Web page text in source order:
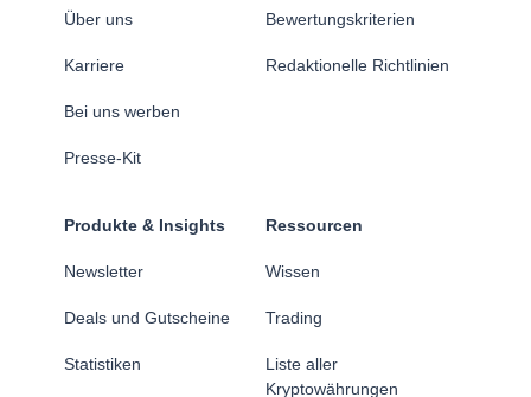
Über uns
Karriere
Bei uns werben
Presse-Kit
Bewertungskriterien
Redaktionelle Richtlinien
Produkte & Insights
Newsletter
Deals und Gutscheine
Statistiken
Ressourcen
Wissen
Trading
Liste aller
Kryptowährungen